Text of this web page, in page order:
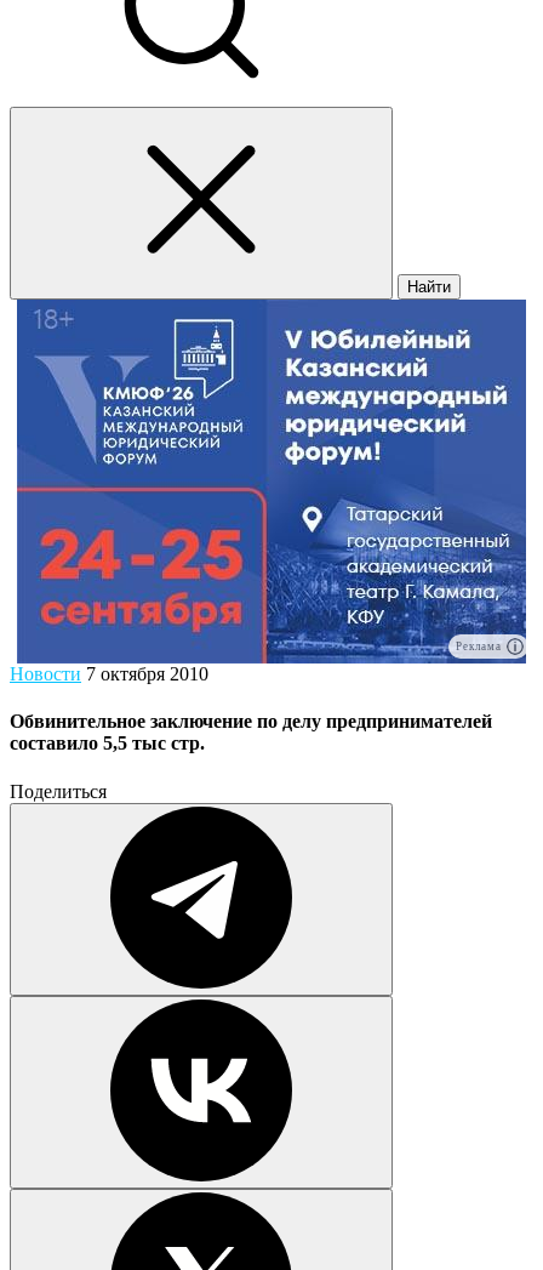
Найти
Реклама
Новости 7 октября 2010
Обвинительное заключение по делу предпринимателей
составило 5,5 тыс стр.
Поделиться